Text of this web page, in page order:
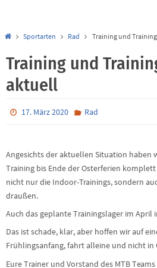
StartSportarten Rad Training und
Training und
aktuell
17. März 2020 Rad
Angesichts der aktuellen Situation haben
Training bis Ende der Osterferien
nicht nur die Indoor-Trainings, sondern
draußen.
Auch das geplante Trainingslager im April
Das ist schade, klar, aber hoffen wir auf
Frühlingsanfang, fahrt alleine und nicht
Eure Trainer und Vorstand des MTB Teams